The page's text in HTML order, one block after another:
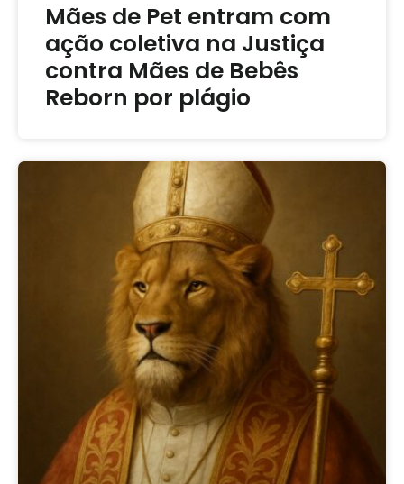
Mães de Pet entram com
ação coletiva na Justiça
contra Mães de Bebês
Reborn por plágio